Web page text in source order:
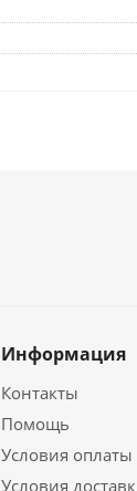
Информация
Контакты
Помощь
Условия оплаты
Условия